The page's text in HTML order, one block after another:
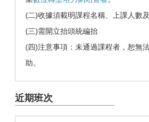
(二)收據須載明課程名稱、上課人數及
(三)需開立抬頭統編抬
(四)注意事項：未通過課程者，恕無
助。
近期班次